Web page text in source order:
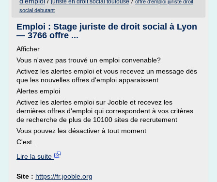
juriste en droit social toulouse
offre d'emploi juriste droit
social debutant
Emploi : Stage juriste de droit social à Lyon
— 3766 offre ...
Afficher
Vous n'avez pas trouvé un emploi convenable?
Activez les alertes emploi et vous recevez un message dès
que les nouvelles offres d'emploi apparaissent
Alertes emploi
Activez les alertes emploi sur Jooble et recevez les
dernières offres d'emploi qui correspondent à vos critères
de recherche de plus de 10100 sites de recrutement
Vous pouvez les désactiver à tout moment
C'est...
Lire la suite
Site : https://fr.jooble.org